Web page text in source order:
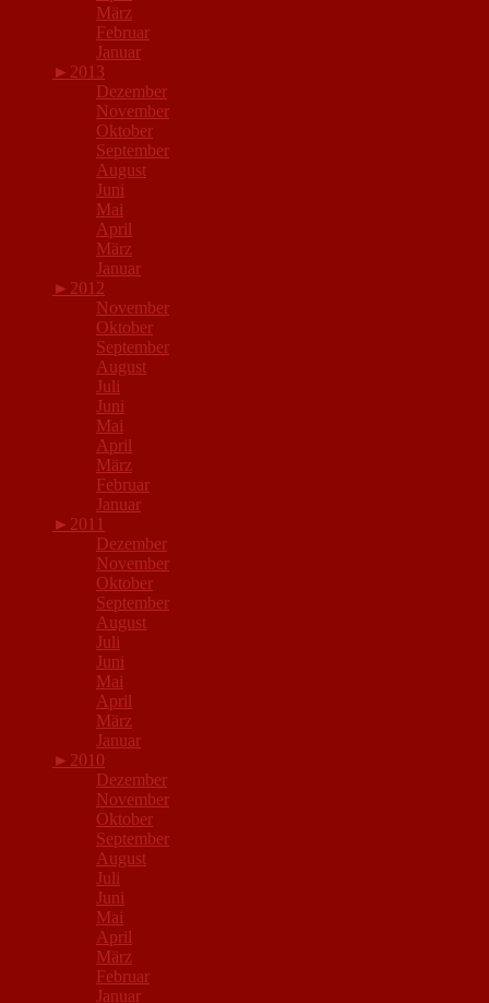
März
Februar
Januar
► 2013
Dezember
November
Oktober
September
August
Juni
Mai
April
März
Januar
► 2012
November
Oktober
September
August
Juli
Juni
Mai
April
März
Februar
Januar
► 2011
Dezember
November
Oktober
September
August
Juli
Juni
Mai
April
März
Januar
► 2010
Dezember
November
Oktober
September
August
Juli
Juni
Mai
April
März
Februar
Januar